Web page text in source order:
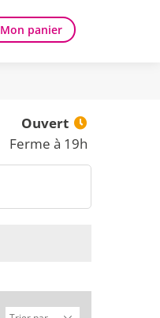
Mon panier
Ouvert
Ferme à 19h